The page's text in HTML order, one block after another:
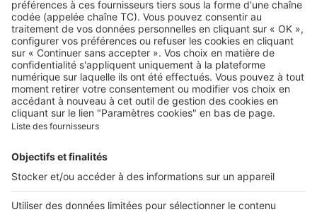
A propos
Qui sommes-nous ?
Contacter le service client
Nous rejoindre
Presse
Nos applications